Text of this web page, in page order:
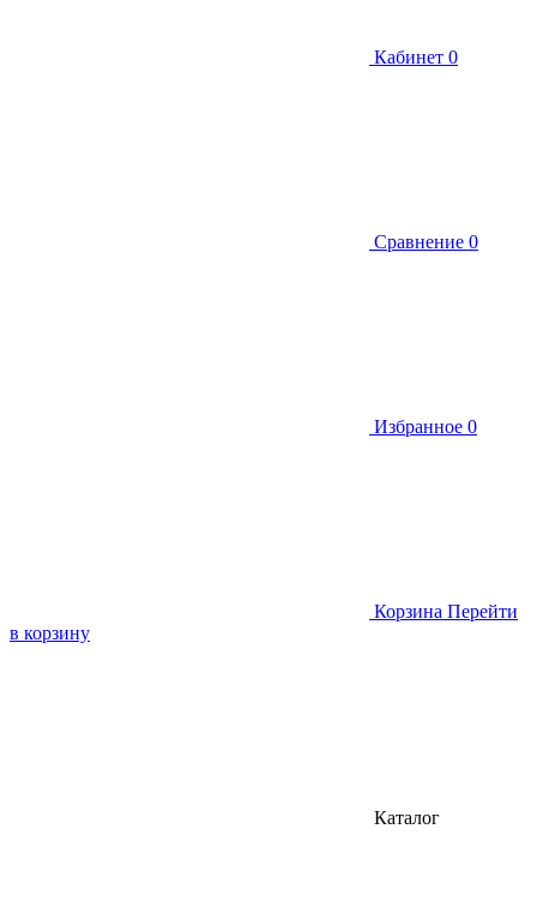
Кабинет 0
Сравнение 0
Избранное 0
Корзина Перейти
в корзину
Каталог